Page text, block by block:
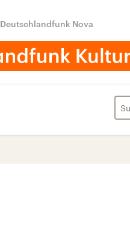
Deutschlandfunk Nova